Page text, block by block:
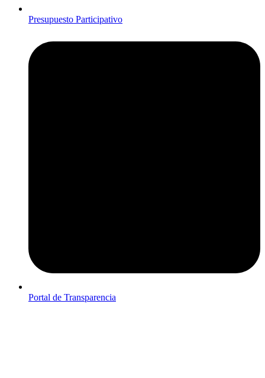
Presupuesto Participativo
Portal de Transparencia